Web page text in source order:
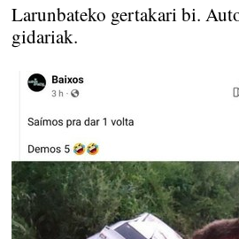
Larunbateko gertakari bi.
gidariak.